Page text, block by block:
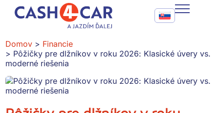
Pôžičky pre dlžníkov v roku 2026: Klasické úvery vs.
FAQ
BLOG
SLUŽBY
Call To Action
Domov
Financie
Pôžičky pre dlžníkov v roku 2026: Klasické úvery vs.
moderné riešenia